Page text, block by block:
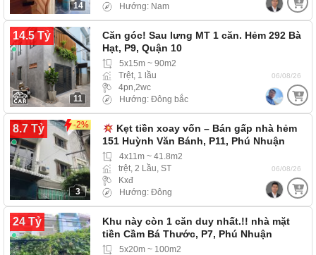
14 Hướng: Nam
14.5 Tỷ
11
Căn góc! Sau lưng MT 1 căn. Hẻm 292 Bà
Hạt, P9, Quận 10
5x15m ~ 90m2
Trệt, 1 lầu
4pn,2wc
Hướng: Đông bắc
06/08/26
8.7 Tỷ -2%
3
Kẹt tiền xoay vốn – Bán gấp nhà hẻm
151 Huỳnh Văn Bánh, P11, Phú Nhuận
4x11m ~ 41.8m2
trệt, 2 Lầu, ST
Kxđ
Hướng: Đông
06/08/26
24 Tỷ
Khu này còn 1 căn duy nhất.!! nhà mặt
tiền Cầm Bá Thước, P7, Phú Nhuận
(Phường…
5x20m ~ 100m2